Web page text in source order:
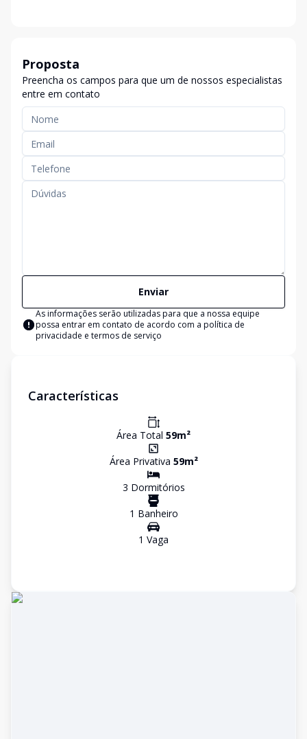
Proposta
Preencha os campos para que um de nossos especialistas
entre em contato
Enviar
As informações serão utilizadas para que a nossa equipe
possa entrar em contato de acordo com a política de
privacidade e termos de serviço
Características
Área Total 59m²
Área Privativa 59m²
3 Dormitórios
1 Banheiro
1 Vaga